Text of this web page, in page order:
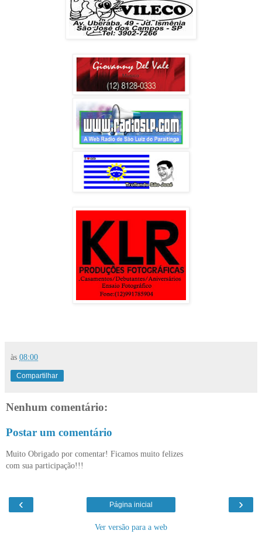
às 08:00
Compartilhar
Nenhum comentário:
Postar um comentário
Muito Obrigado por comentar! Ficamos muito felizes
com sua participação!!!
‹ ›
Página inicial
Ver versão para a web